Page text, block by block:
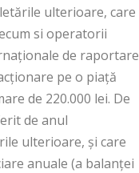
ulterioare, care
si operatorii
de raportare
pe o piaţă
de 220.000 lei. De
de anul
ulterioare, şi care
anuale (a balanţei